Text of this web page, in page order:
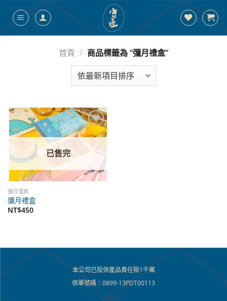
內
首頁 / 商品標籤為 “彌月禮盒”
添加
到心
願單
已售完
彌月蛋糕
彌月禮盒
NT$450
本公司已投保產品責任險1千萬
保單號碼：0899-13PDT00113